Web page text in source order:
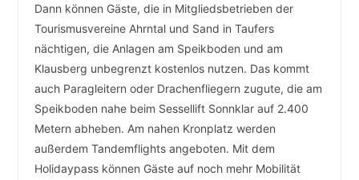
Dann können Gäste, die in Mitgliedsbetrieben der
Tourismusvereine Ahrntal und Sand in Taufers
nächtigen, die Anlagen am Speikboden und am
Klausberg unbegrenzt kostenlos nutzen. Das kommt
auch Paragleitern oder Drachenfliegern zugute, die am
Speikboden nahe beim Sessellift Sonnklar auf 2.400
Metern abheben. Am nahen Kronplatz werden
außerdem Tandemflights angeboten. Mit dem
Holidaypass können Gäste auf noch mehr Mobilität